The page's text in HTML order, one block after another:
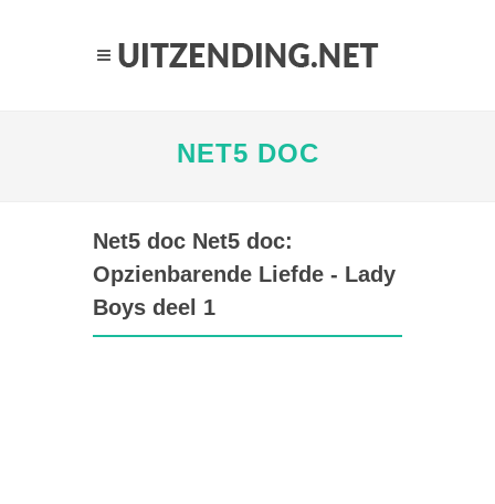
NET5 DOC
Net5 doc Net5 doc:
Opzienbarende Liefde - Lady
Boys deel 1